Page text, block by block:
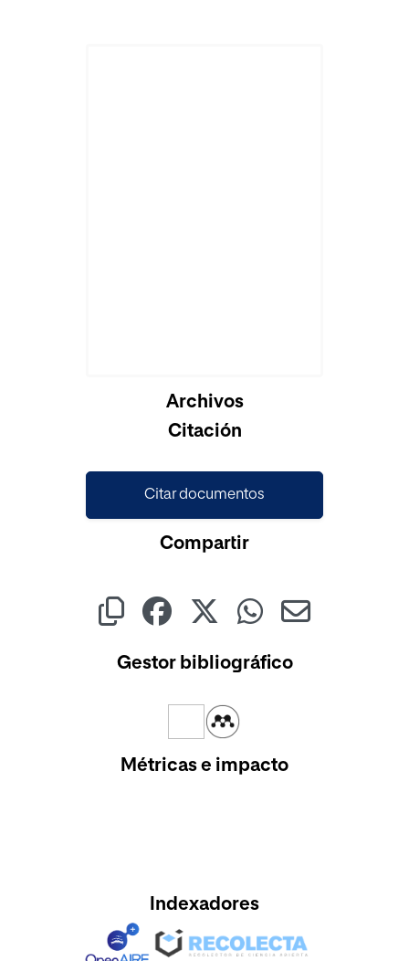
Archivos
Citación
Citar documentos
Compartir
Gestor bibliográfico
Métricas e impacto
Indexadores